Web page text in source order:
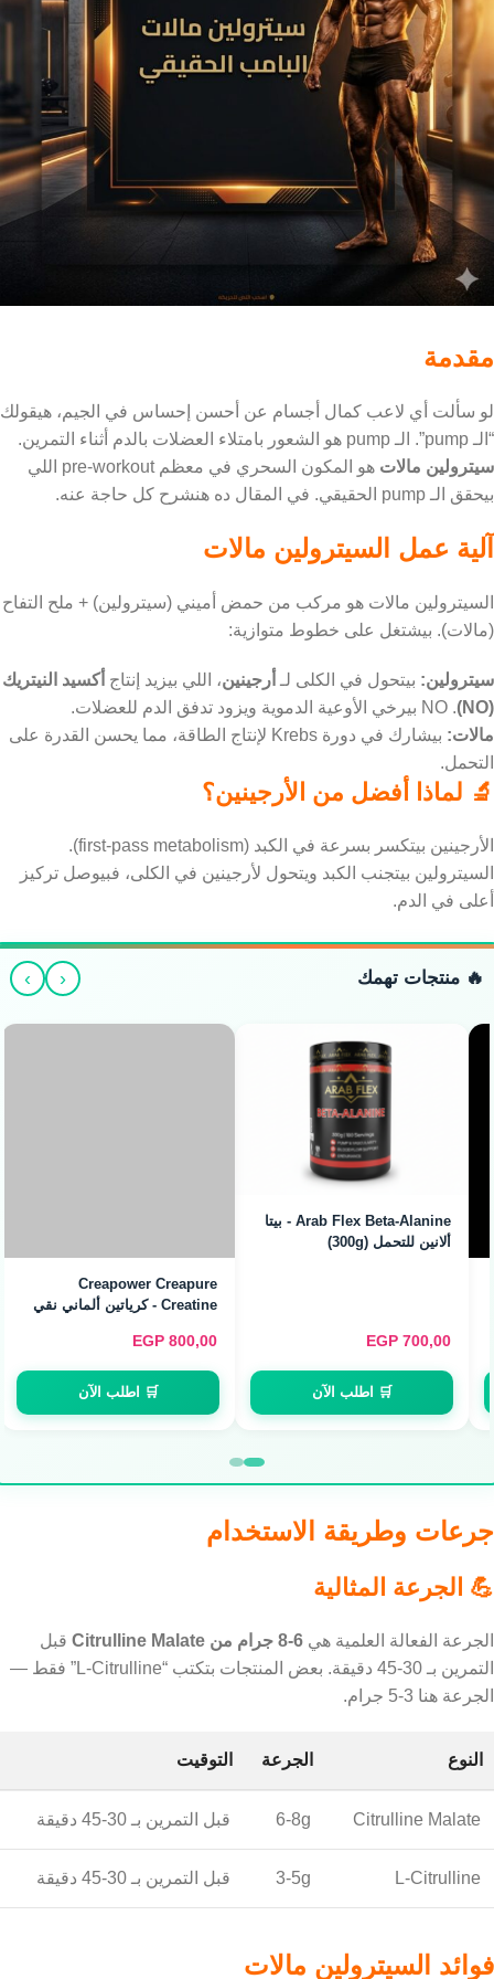
مقدمة
لو سألت أي لاعب كمال أجسام عن أحسن إحساس في الجيم، هيقولك
“الـ pump”. الـ pump هو الشعور بامتلاء العضلات بالدم أثناء التمرين.
سيترولين مالات
هو المكون السحري في معظم pre-workout اللي
بيحقق الـ pump الحقيقي. في المقال ده هنشرح كل حاجة عنه.
آلية عمل السيترولين مالات
السيترولين مالات هو مركب من حمض أميني (سيترولين) + ملح التفاح
(مالات). بيشتغل على خطوط متوازية:
سيترولين: بيتحول في الكلى لـ أرجينين، اللي بيزيد إنتاج أكسيد النيتريك
(NO)
. NO بيرخي الأوعية الدموية ويزود تدفق الدم للعضلات.
مالات:
بيشارك في دورة Krebs لإنتاج الطاقة، مما يحسن القدرة على
التحمل.
🔬 لماذا أفضل من الأرجينين؟
الأرجينين بيتكسر بسرعة في الكبد (first-pass metabolism).
السيترولين بيتجنب الكبد ويتحول لأرجينين في الكلى، فبيوصل تركيز
أعلى في الدم.
🔥 منتجات تهمك ‹
›
Arab Flex Beta-Alanine - بيتا
ألانين للتحمل (300g)
700,00
EGP
🛒 اطلب الآن
Creapower Creapure
Creatine - كرياتين ألماني نقي
800,00
EGP
🛒 اطلب الآن
جرعات وطريقة الاستخدام
💪 الجرعة المثالية
الجرعة الفعالة العلمية هي 6-8 جرام من Citrulline Malate
قبل
التمرين بـ 30-45 دقيقة. بعض المنتجات بتكتب “L-Citrulline” فقط —
الجرعة هنا 3-5 جرام.
النوع الجرعة التوقيت
Citrulline Malate
6-8g قبل التمرين بـ 30-45 دقيقة
L-Citrulline
3-5g قبل التمرين بـ 30-45 دقيقة
فوائد السيترولين مالات